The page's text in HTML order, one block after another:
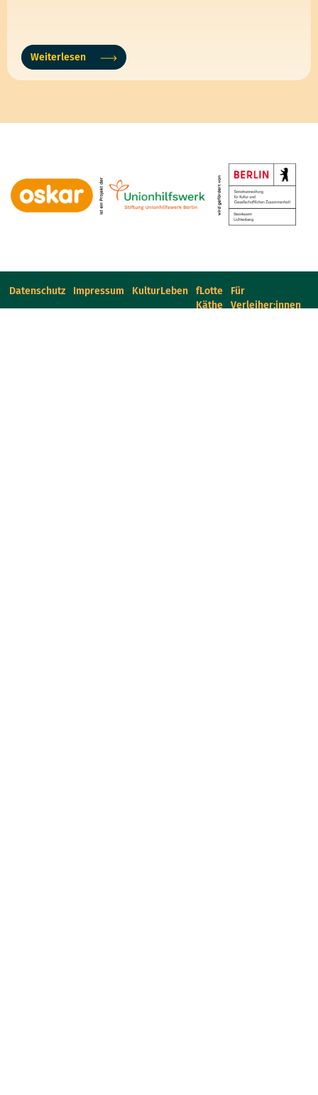
Weiterlesen
Datenschutz Impressum KulturLeben
fLotte
Käthe
Für
Verleiher:innen